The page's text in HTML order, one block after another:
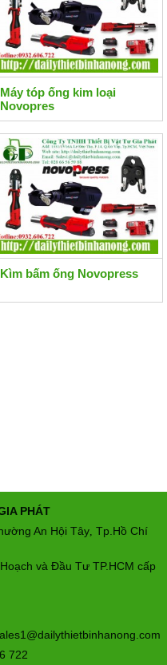
Máy tóp ống kim loại
Novopres
Kìm bấm ống Novopress
PHÁT
An Hội Tây Tp.Hồ Chí
và Đầu Tư TP.HCM cấp
722